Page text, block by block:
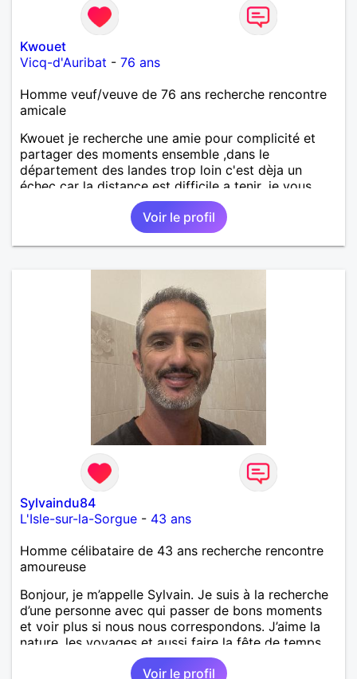
Kwouet
Vicq-d'Auribat - 76 ans
Homme veuf/veuve de 76 ans recherche rencontre
amicale
Kwouet je recherche une amie pour complicité et
partager des moments ensemble ,dans le
département des landes trop loin c'est dèja un
échec car la distance est difficile a tenir ,je vous
remercie par avance bonne journée ,
Voir le profil
Sylvaindu84
L'Isle-sur-la-Sorgue - 43 ans
Homme célibataire de 43 ans recherche rencontre
amoureuse
Bonjour, je m’appelle Sylvain. Je suis à la recherche
d’une personne avec qui passer de bons moments
et voir plus si nous nous correspondons. J’aime la
nature, les voyages et aussi faire la fête de temps
en temps ;-)Je suis papa d’un petit garçon de 7 ans
dont je m’occupe en garde alternée. J’aime à peu
Voir le profil